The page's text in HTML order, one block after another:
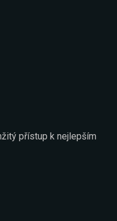
přístup k nejlepším